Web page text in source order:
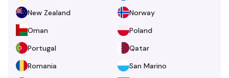
New Zealand
Norway
Oman
Poland
Portugal
Qatar
Romania
San Marino